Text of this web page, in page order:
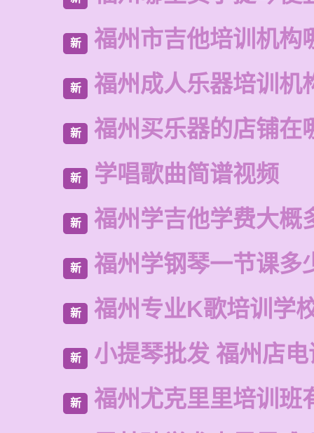
新 福州市吉他培训机构
新 福州成人乐器培训机
新 福州买乐器的店铺在
新 学唱歌曲简谱视频
新 福州学吉他学费大概
新 福州学钢琴一节课多
新 福州专业K歌培训学
新 小提琴批发 福州店
新 福州尤克里里培训班